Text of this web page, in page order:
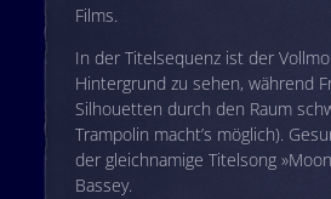
Films.
In der Titelsequenz ist der
Hintergrund zu sehen, während
Silhouetten durch den Raum
Trampolin macht’s möglich).
der gleichnamige Titelsong
Bassey.